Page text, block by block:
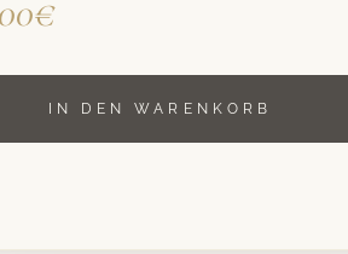
IN DEN WARENKORB